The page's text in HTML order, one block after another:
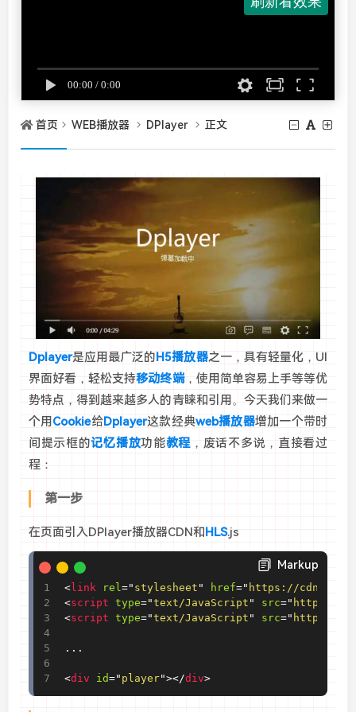
首页 WEB播放器 DPlayer 正文
Dplayer是应用最广泛的H5播放器之一，具有轻量化，UI
界面好看，轻松支持移动终端，使用简单容易上手等等优
势特点，得到越来越多人的青睐和引用。今天我们来做一
个用 Cookie给Dplayer这款经典web播放器增加一个带时
间提示框的记忆播放功能教程 ，废话不多说，直接看过
程：
第一步
在页面引入DPlayer播放器CDN和HLS.js
Markup
<link rel=" stylesheet " href=" https://
<script type="text/JavaScript " src=" https://
<script type="text/JavaScript " src=" https://
...
<div id=" player"></div>